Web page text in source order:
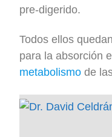
pre-digerido.
Todos ellos
para la absorción
metabolismo de